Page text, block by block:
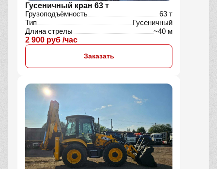
Гусеничный кран 63 т
Грузоподъёмность
63 т
Тип
Гусеничный
Длина стрелы
~40 м
2 900 руб /час
Заказать